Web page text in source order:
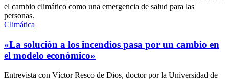
el cambio climático como una emergencia de salud para las
personas.
Climática
«La solución a los incendios pasa por un cambio en
el modelo económico»
Entrevista con Víctor Resco de Dios, doctor por la Universidad de